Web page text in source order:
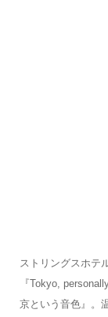
ストリングスホテ
『Tokyo,
京という音色』。